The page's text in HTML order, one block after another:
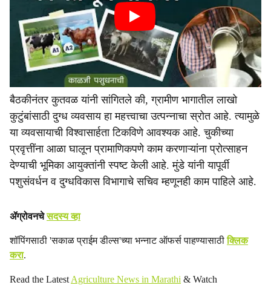
बैठकीनंतर कुतवळ यांनी सांगितले की, ग्रामीण भागातील लाखो
कुटुंबांसाठी दुग्ध व्यवसाय हा महत्त्वाचा उत्पन्नाचा स्रोत आहे. त्यामुळे
या व्यवसायाची विश्वासार्हता टिकविणे आवश्यक आहे. चुकीच्या
प्रवृत्तींना आळा घालून प्रामाणिकपणे काम करणाऱ्यांना प्रोत्साहन
देण्याची भूमिका आयुक्तांनी स्पष्ट केली आहे. मुंडे यांनी यापूर्वी
पशुसंवर्धन व दुग्धविकास विभागाचे सचिव म्हणूनही काम पाहिले आहे.
ॲग्रोवनचेसदस्य व्हा
शॉपिंगसाठी 'सकाळ प्राईम डील्स'च्या भन्नाट ऑफर्स पाहण्यासाठीक्लिक
करा.
Read the Latest Agriculture News in Marathi & Watch